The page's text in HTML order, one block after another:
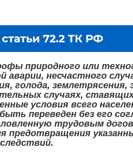
природного или
аварии, несчастного
голода,
случаях, ставящих
условия всего
переведен без его
трудовым
предотвращения